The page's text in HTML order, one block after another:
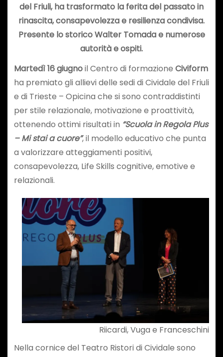
del Friuli, ha trasformato la ferita del passato in
rinascita, consapevolezza e resilienza condivisa.
Presente lo storico Walter Tomada e numerose
autorità e ospiti.
Martedì 16 giugnoil Centro di formazione Civiform
ha premiato gli allievi delle sedi di Cividale del Friuli
e di Trieste – Opicina che si sono contraddistinti
per stile relazionale, motivazione e proattività,
ottenendo ottimi risultati in “Scuola in Regola Plus
– Mi stai a cuore”, il modello educativo che punta
a valorizzare atteggiamenti positivi,
consapevolezza, Life Skills cognitive, emotive e
relazionali.
Riicardi, Vuga e Franceschini
Nella cornice del Teatro Ristori di Cividale sono